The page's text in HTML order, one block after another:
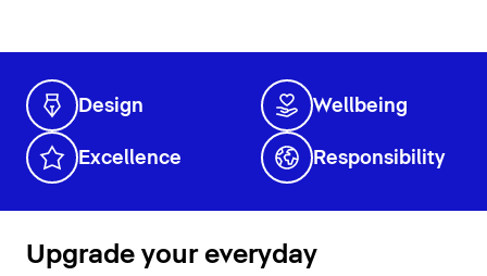
Design Wellbeing
Excellence Responsibility
Upgrade your everyday